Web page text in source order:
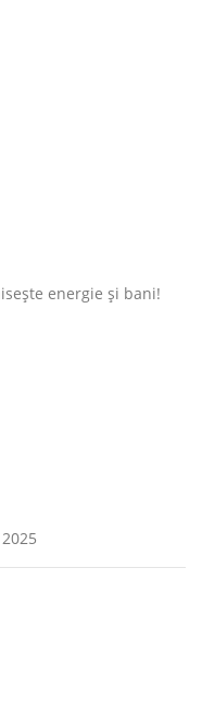
energie și bani!